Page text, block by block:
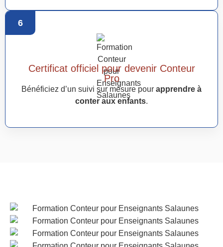
6
Certificat officiel pour devenir Conteur
Pro
Bénéficiez d’un suivi sur mesure pour apprendre à
conter aux enfants.